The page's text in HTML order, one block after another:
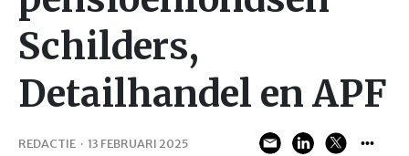
Schilders,
Detailhandel en APF
REDACTIE · 13 FEBRUARI 2025